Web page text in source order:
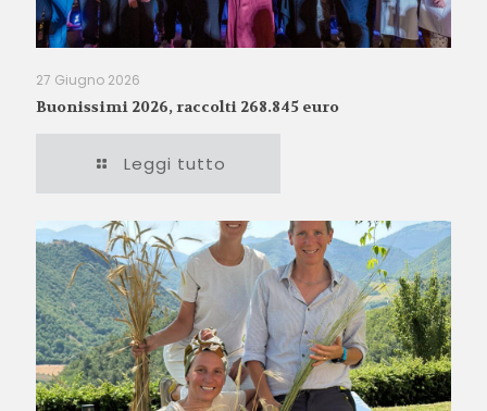
27 Giugno 2026
Buonissimi 2026, raccolti 268.845 euro
Leggi tutto